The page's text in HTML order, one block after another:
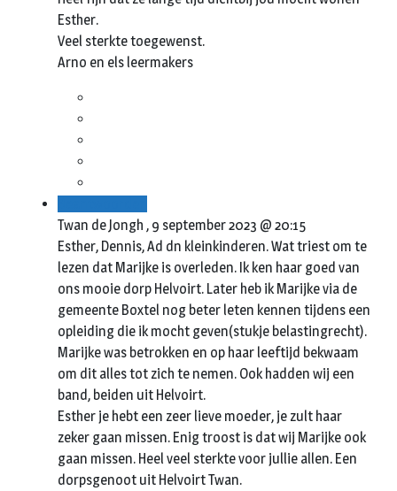
Esther.
Veel sterkte toegewenst.
Arno en els leermakers
Twan de Jongh , 9 september 2023 @ 20:15
Esther, Dennis, Ad dn kleinkinderen. Wat triest om te
lezen dat Marijke is overleden. Ik ken haar goed van
ons mooie dorp Helvoirt. Later heb ik Marijke via de
gemeente Boxtel nog beter leten kennen tijdens een
opleiding die ik mocht geven(stukje belastingrecht).
Marijke was betrokken en op haar leeftijd bekwaam
om dit alles tot zich te nemen. Ook hadden wij een
band, beiden uit Helvoirt.
Esther je hebt een zeer lieve moeder, je zult haar
zeker gaan missen. Enig troost is dat wij Marijke ook
gaan missen. Heel veel sterkte voor jullie allen. Een
dorpsgenoot uit Helvoirt Twan.